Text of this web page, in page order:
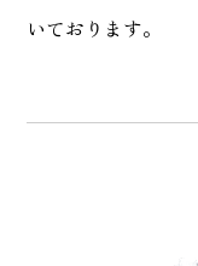
いております。